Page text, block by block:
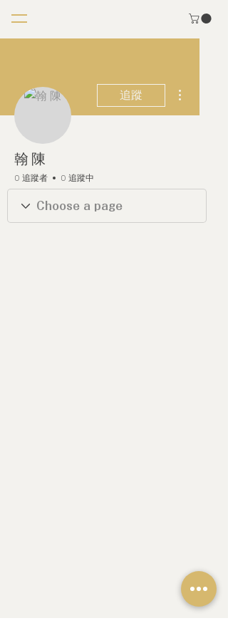
追蹤
翰 陳
0 追蹤者 0 追蹤中